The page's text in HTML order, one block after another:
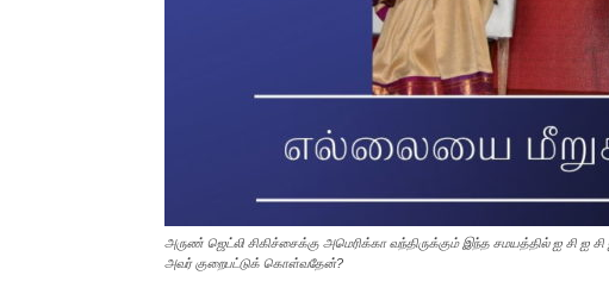
அருண் ஜெட்லி சிகிச்சைக்கு அமெரிக்கா வந்திருக்கும் இந்த சமயத்தில் ஐ சி ஐ
அவர் குறைபட்டுக் கொள்வதேன்?